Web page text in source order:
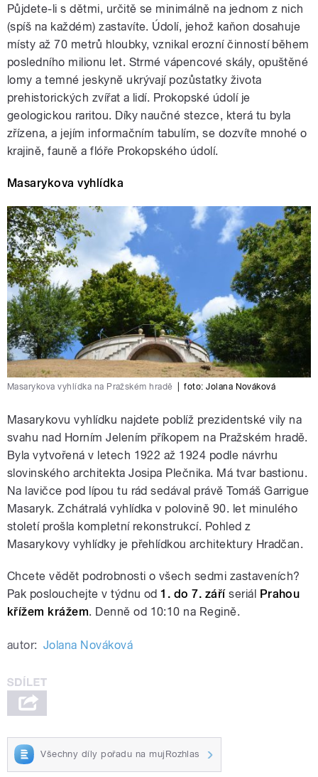
Půjdete-li s dětmi, určitě se minimálně na jednom z nich
(spíš na každém) zastavíte. Údolí, jehož kaňon dosahuje
místy až 70 metrů hloubky, vznikal erozní činností během
posledního milionu let. Strmé vápencové skály, opuštěné
lomy a temné jeskyně ukrývají pozůstatky života
prehistorických zvířat a lidí. Prokopské údolí je
geologickou raritou. Díky naučné stezce, která tu byla
zřízena, a jejím informačním tabulím, se dozvíte mnohé o
krajině, fauně a flóře Prokopského údolí.
Masarykova vyhlídka
Masarykova vyhlídka na Pražském hradě foto:Jolana Nováková
Masarykovu vyhlídku najdete poblíž prezidentské vily na
svahu nad Horním Jelením příkopem na Pražském hradě.
Byla vytvořená v letech 1922 až 1924 podle návrhu
slovinského architekta Josipa Plečnika. Má tvar bastionu.
Na lavičce pod lípou tu rád sedával právě Tomáš Garrigue
Masaryk. Zchátralá vyhlídka v polovině 90. let minulého
století prošla kompletní rekonstrukcí. Pohled z
Masarykovy vyhlídky je přehlídkou architektury Hradčan.
Chcete vědět podrobnosti o všech sedmi zastaveních?
Pak poslouchejte v týdnu od1. do 7. záříseriál Prahou
křížem krážem. Denně od 10:10 na Regině.
autor: Jolana Nováková
Všechny díly pořadu na mujRozhlas